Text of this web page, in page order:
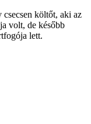
költőt, aki az
volt, de később
lett.